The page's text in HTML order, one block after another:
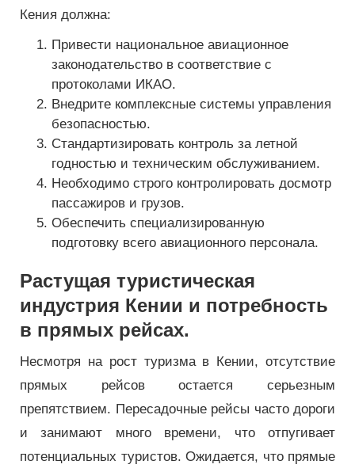
Кения должна:
Привести национальное авиационное
законодательство в соответствие с
протоколами ИКАО.
Внедрите комплексные системы управления
безопасностью.
Стандартизировать контроль за летной
годностью и техническим обслуживанием.
Необходимо строго контролировать досмотр
пассажиров и грузов.
Обеспечить специализированную
подготовку всего авиационного персонала.
Растущая туристическая
индустрия Кении и потребность
в прямых рейсах.
Несмотря на рост туризма в Кении, отсутствие
прямых рейсов остается серьезным
препятствием. Пересадочные рейсы часто дороги
и занимают много времени, что отпугивает
потенциальных туристов. Ожидается, что прямые